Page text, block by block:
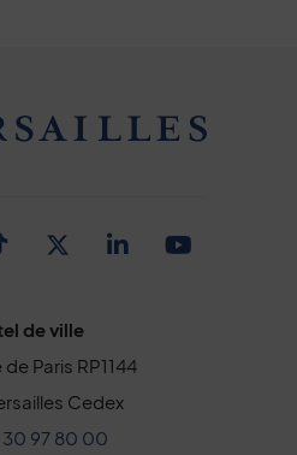
Twitter
Linkedin
de ville
Paris RP1144
Cedex
30 97 80 00